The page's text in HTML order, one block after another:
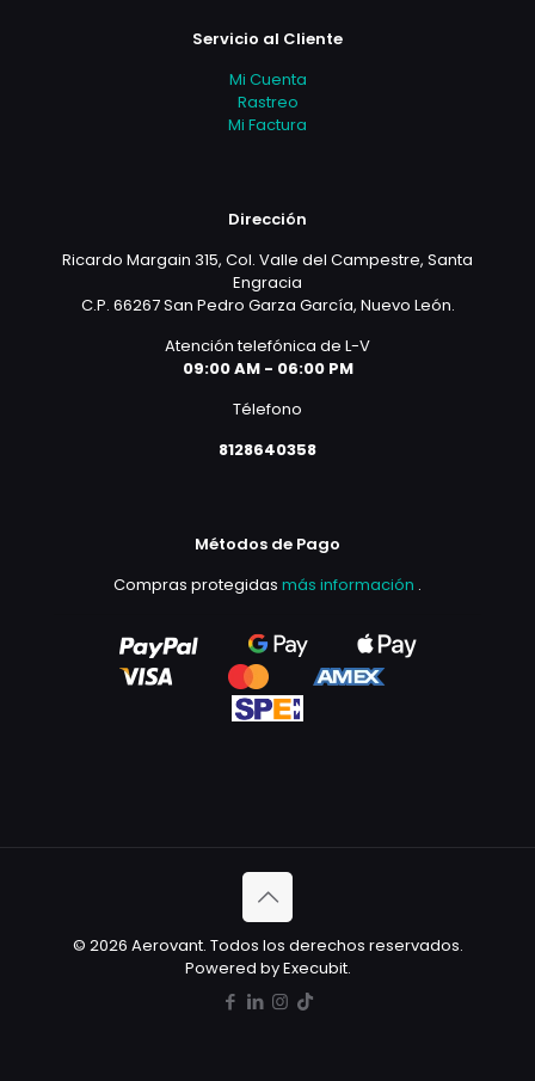
Servicio al Cliente
Mi Cuenta
Rastreo
Mi Factura
Dirección
Ricardo Margain 315, Col. Valle del Campestre, Santa
Engracia
C.P. 66267 San Pedro Garza García, Nuevo León.
Atención telefónica de L-V
09:00 AM - 06:00 PM
Télefono
8128640358
Métodos de Pago
Compras protegidas más información .
© 2026 Aerovant. Todos los derechos reservados.
Powered by Execubit.